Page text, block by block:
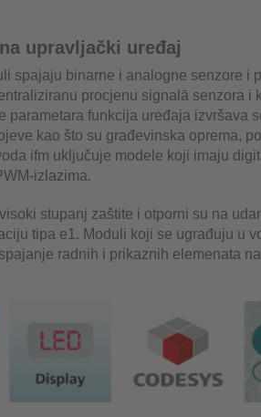
upravljački uređaj
spajaju binarne i analogne senzore i
procjenu signalā senzora i
parametara funkcija uređaja izvršava
kao što su građevinska oprema,
ifm uključuje modele koji imaju
izlazima.
stupanj zaštite i otporni su na
tipa e1. Moduli koji se ugrađuju u
radnih i prikaznih elemenata